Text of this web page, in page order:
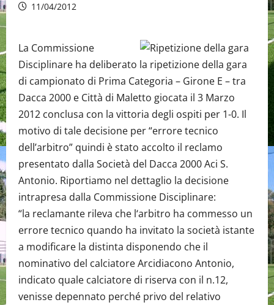
11/04/2012
La Commissione
Disciplinare ha deliberato la ripetizione della gara
di campionato di Prima Categoria – Girone E – tra
Dacca 2000 e Città di Maletto giocata il 3 Marzo
2012 conclusa con la vittoria degli ospiti per 1-0. Il
motivo di tale decisione per “errore tecnico
dell’arbitro” quindi è stato accolto il reclamo
presentato dalla Società del Dacca 2000 Aci S.
Antonio. Riportiamo nel dettaglio la decisione
intrapresa dalla Commissione Disciplinare:
“la reclamante rileva che l‘arbitro ha commesso un
errore tecnico quando ha invitato la società istante
a modificare la distinta disponendo che il
nominativo del calciatore Arcidiacono Antonio,
indicato quale calciatore di riserva con il n.12,
venisse depennato perché privo del relativo